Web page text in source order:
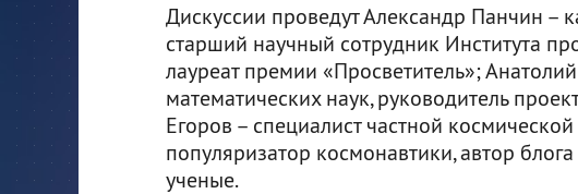
Дискуссии проведут Александр Панчин –
старший научный сотрудник Института
лауреат премии «Просветитель»;
математических наук, руководитель
Егоров – специалист частной
популяризатор космонавтики, автор
ученые.